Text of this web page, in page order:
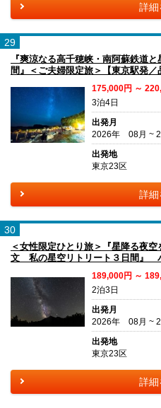
詳細
29
『爽涼なる高千穂峡・南阿蘇鉄道
間』＜ご夫婦限定旅＞【東京駅発／
175,000円 ～
3泊4日
出発月
2026年 08月 ~
出発地
東京23区
詳細
30
＜女性限定ひとり旅＞『星降る夜
文 私の星空リトリート３日間』
189,000円 ～
2泊3日
出発月
2026年 08月 ~
出発地
東京23区
詳細